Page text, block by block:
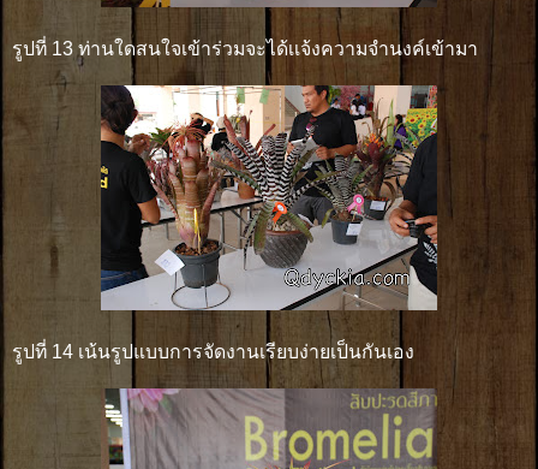
รูปที่ 13 ท่านใดสนใจเข้าร่วมจะได้เเจ้งความจำนงค์เข้ามา
รูปที่ 14 เน้นรูปแบบการจัดงานเรียบง่ายเป็นกันเอง